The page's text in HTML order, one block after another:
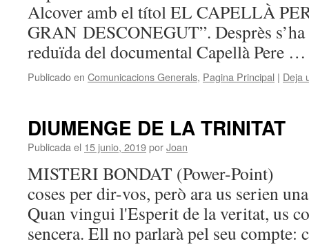
Alcover amb el títol EL CAPELLÀ
GRAN DESCONEGUT”. Desprès
reduïda del documental Capellà Pere
Publicado en Comunicacions Generals, Pagina Principal | Deja
DIUMENGE DE LA TRINITAT
Publicada el 15 junio, 2019porJoan
MISTERI BONDAT (Power-Point)
coses per dir-vos, però ara us serien
Quan vingui l'Esperit de la veritat, us
sencera. Ell no parlarà pel seu